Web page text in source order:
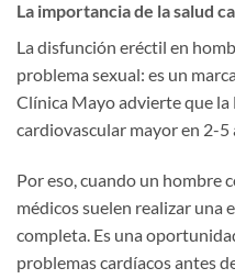
La importancia de la salud
La disfunción eréctil en
problema sexual: es un
Clínica Mayo advierte que la
cardiovascular mayor en 2-
Por eso, cuando un hombre
médicos suelen realizar una
completa. Es una
problemas cardíacos antes